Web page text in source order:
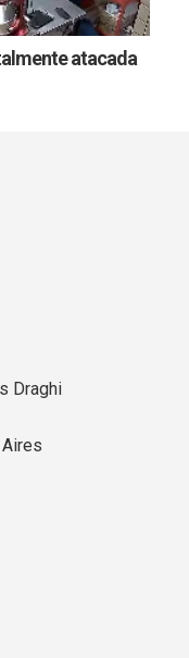
atacada
Draghi